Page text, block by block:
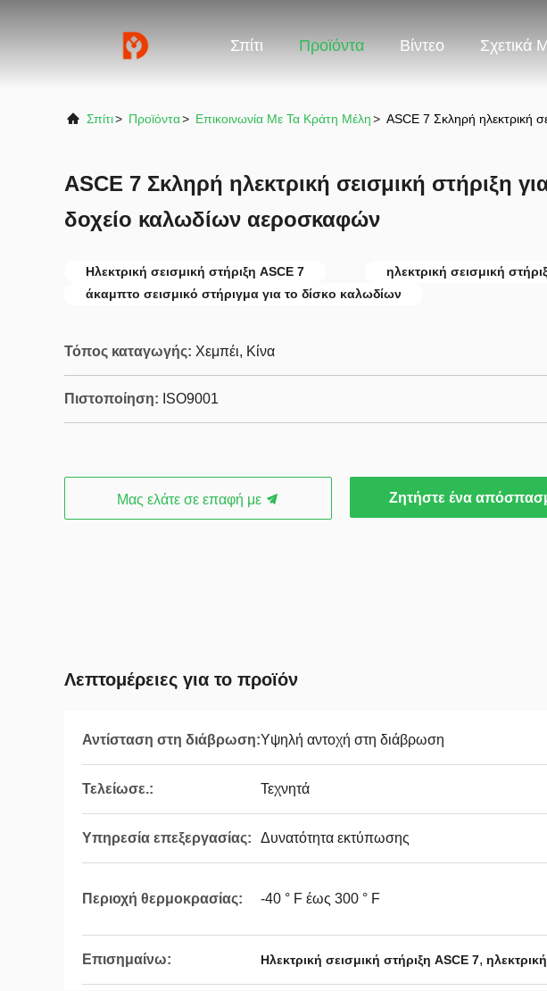
Σπίτι Προϊόντα Βίντεο Σχετικά
Σπίτι> Προϊόντα> Επικοινωνία Με Τα Κράτη Μέλη> ASCE 7 Σκληρή ηλεκτρική
ASCE 7 Σκληρή ηλεκτρική σεισμική στήριξη
δοχείο καλωδίων αεροσκαφών
Ηλεκτρική σεισμική στήριξη ASCE 7
ηλεκτρική σεισμική
άκαμπτο σεισμικό στήριγμα για το δίσκο καλωδίων
Τόπος καταγωγής: Χεμπέι, Κίνα
Πιστοποίηση: ISO9001
Μας ελάτε σε επαφή με Ζητήστε ένα
Λεπτομέρειες για το προϊόν
Αντίσταση στη διάβρωση:Υψηλή αντοχή στη διάβρωση
Τελείωσε.: Τεχνητά
Υπηρεσία επεξεργασίας: Δυνατότητα εκτύπωσης
Περιοχή θερμοκρασίας: -40 ° F έως 300 ° F
Επισημαίνω: Ηλεκτρική σεισμική στήριξη ASCE 7,